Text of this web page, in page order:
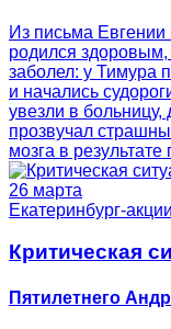
Из письма
родился
заболел: у Тимура
и начались
увезли в
прозвучал
мозга в
26 марта
Екатеринбург-акции
Критическая
Пятилетнего